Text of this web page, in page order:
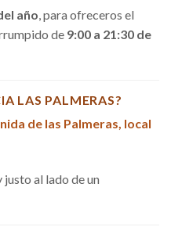
año, para ofreceros el
de 9:00 a 21:30 de
LAS PALMERAS?
de las Palmeras, local
justo al lado de un